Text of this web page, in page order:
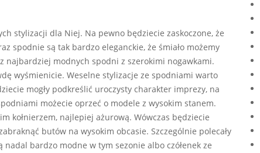
stylizacji dla Niej. Na pewno będziecie zaskoczone, że
spodnie są tak bardzo eleganckie, że śmiało możemy
najbardziej modnych spodni z szerokimi nogawkami.
wyśmienicie. Weselne stylizacje ze spodniami warto
mogły podkreślić uroczysty charakter imprezy, na
możecie oprzeć o modele z wysokim stanem.
kołnierzem, najlepiej ażurową. Wówczas będziecie
butów na wysokim obcasie. Szczególnie polecały
bardzo modne w tym sezonie albo czółenek ze